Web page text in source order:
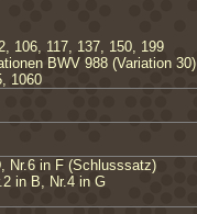
106, 117, 137, 150, 199
BWV 988 (Variation 30)
1060
Nr.6 in F (Schlusssatz)
in B, Nr.4 in G